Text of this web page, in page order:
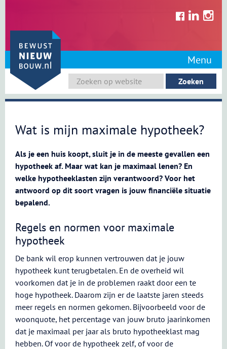
content
Menu
Wat is mijn maximale hypotheek?
Als je een huis koopt, sluit je in de meeste gevallen een
hypotheek af. Maar wat kan je maximaal lenen? En
welke hypotheeklasten zijn verantwoord? Voor het
antwoord op dit soort vragen is jouw financiële situatie
bepalend.
Regels en normen voor maximale
hypotheek
De bank wil erop kunnen vertrouwen dat je jouw
hypotheek kunt terugbetalen. En de overheid wil
voorkomen dat je in de problemen raakt door een te
hoge hypotheek. Daarom zijn er de laatste jaren steeds
meer regels en normen gekomen. Bijvoorbeeld voor de
woonquote, het percentage van jouw bruto jaarinkomen
dat je maximaal per jaar als bruto hypotheeklast mag
hebben. Of voor de hypotheek zelf, of voor de